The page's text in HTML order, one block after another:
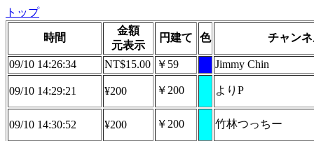
トップ
時間
金額
元表示
円建て 色 チャン
09/10 14:26:34 NT$15.00 ￥59 Jimmy Chin
09/10 14:29:21 ¥200 ￥200 よりP
09/10 14:30:52 ¥200 ￥200 竹林つっちー